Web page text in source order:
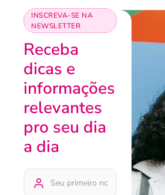
INSCREVA-SE NA
NEWSLETTER
Receba
dicas e
informações
relevantes
pro seu dia
a dia